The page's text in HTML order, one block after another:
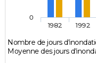
Nombre de jours
Moyenne des jours
1982 1992
0